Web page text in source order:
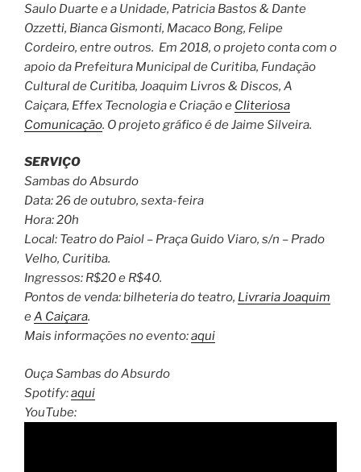
Saulo Duarte e a Unidade, Patricia Bastos & Dante
Ozzetti, Bianca Gismonti, Macaco Bong, Felipe
Cordeiro, entre outros. Em 2018, o projeto conta com o
apoio da Prefeitura Municipal de Curitiba, Fundação
Cultural de Curitiba, Joaquim Livros & Discos, A
Caiçara, Effex Tecnologia e Criação e Cliteriosa
Comunicação. O projeto gráfico é de Jaime Silveira.
SERVIÇO
Sambas do Absurdo
Data: 26 de outubro, sexta-feira
Hora: 20h
Local: Teatro do Paiol – Praça Guido Viaro, s/n – Prado
Velho, Curitiba.
Ingressos: R$20 e R$40.
Pontos de venda: bilheteria do teatro, Livraria Joaquim
eA Caiçara.
Mais informações no evento:aqui
Ouça Sambas do Absurdo
Spotify:aqui
YouTube: